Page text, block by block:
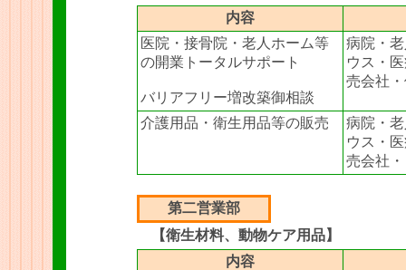
内容
医院・接骨院・老人ホーム等
の開業トータルサポート
バリアフリー増改築御相談
病院・
ウス・
売会社
介護用品・衛生用品等の販売
病院・
ウス・
売会社
第二営業部
【衛生材料、動物ケア用品】
内容